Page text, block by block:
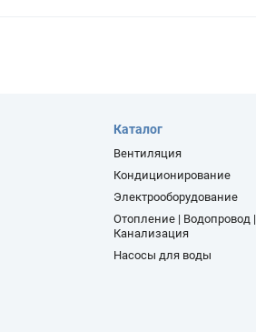
Каталог
Вентиляция
Кондиционирование
Электрооборудование
Отопление | Водопровод |
Канализация
Насосы для воды